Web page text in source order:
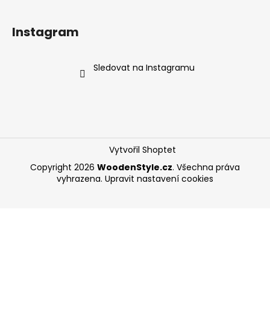
Instagram
Sledovat na Instagramu
Vytvořil Shoptet
Copyright 2026 WoodenStyle.cz. Všechna práva
vyhrazena. Upravit nastavení cookies